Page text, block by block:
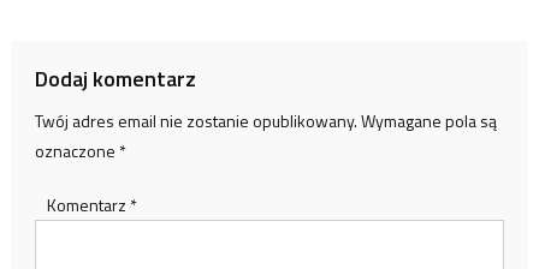
Dodaj komentarz
Twój adres email nie zostanie opublikowany.Wymagane pola są
oznaczone *
Komentarz *